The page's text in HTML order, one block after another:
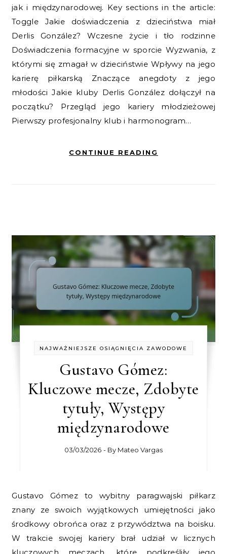
jak i międzynarodowej. Key sections in the article:
Toggle Jakie doświadczenia z dzieciństwa miał
Derlis González? Wczesne życie i tło rodzinne
Doświadczenia formacyjne w sporcie Wyzwania, z
którymi się zmagał w dzieciństwie Wpływy na jego
karierę piłkarską Znaczące anegdoty z jego
młodości Jakie kluby Derlis González dołączył na
początku? Przegląd jego kariery młodzieżowej
Pierwszy profesjonalny klub i harmonogram…
CONTINUE READING
NAJWAŻNIEJSZE OSIĄGNIĘCIA ZAWODOWE
Gustavo Gómez:
Kluczowe mecze, Zdobyte
tytuły, Występy
międzynarodowe
03/03/2026 - By Mateo Vargas
Gustavo Gómez to wybitny paragwajski piłkarz
znany ze swoich wyjątkowych umiejętności jako
środkowy obrońca oraz z przywództwa na boisku.
W trakcie swojej kariery brał udział w licznych